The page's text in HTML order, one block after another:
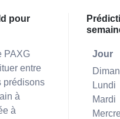
pour
PAXG
entre
prédisons
à
à
Jour
Lundi
Mardi